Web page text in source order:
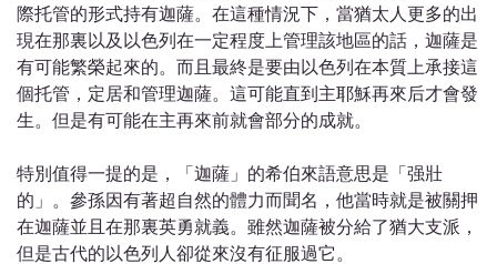
際托管的形式持有迦薩。在這種情況下，當猶太人更多的出
現在那裏以及以色列在一定程度上管理該地區的話，迦薩是
有可能繁榮起來的。而且最終是要由以色列在本質上承接這
個托管，定居和管理迦薩。這可能直到主耶穌再來后才會發
生。但是有可能在主再來前就會部分的成就。
特別值得一提的是，「迦薩」的希伯來語意思是「强壯
的」。參孫因有著超自然的體力而聞名，他當時就是被關押
在迦薩並且在那裏英勇就義。雖然迦薩被分給了猶大支派，
但是古代的以色列人卻從來沒有征服過它。